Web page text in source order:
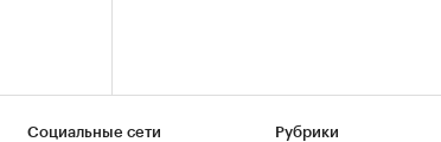
Социальные сети Рубрики